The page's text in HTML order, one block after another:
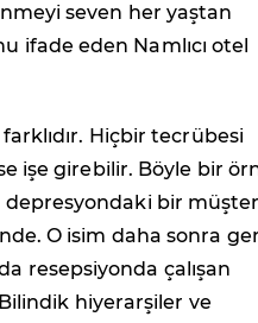
seven her yaştan
ifade eden Namlıcı otel
Hiçbir tecrübesi
işe girebilir. Böyle bir
bir
O isim daha sonra
resepsiyonda çalışan
hiyerarşiler ve